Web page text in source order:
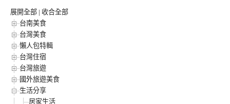
展開全部 | 收合全部
台南美食
台灣美食
懶人包特輯
台灣住宿
台灣旅遊
國外旅遊美食
生活分享
居家生活